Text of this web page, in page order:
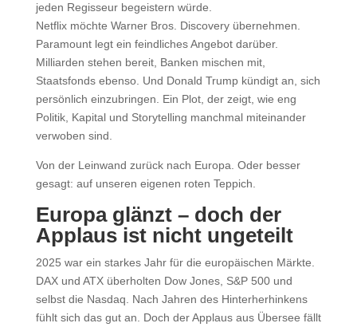
jeden Regisseur begeistern würde.
Netflix möchte Warner Bros. Discovery übernehmen.
Paramount legt ein feindliches Angebot darüber.
Milliarden stehen bereit, Banken mischen mit,
Staatsfonds ebenso. Und Donald Trump kündigt an, sich
persönlich einzubringen. Ein Plot, der zeigt, wie eng
Politik, Kapital und Storytelling manchmal miteinander
verwoben sind.
Von der Leinwand zurück nach Europa. Oder besser
gesagt: auf unseren eigenen roten Teppich.
Europa glänzt – doch der
Applaus ist nicht ungeteilt
2025 war ein starkes Jahr für die europäischen Märkte.
DAX und ATX überholten Dow Jones, S&P 500 und
selbst die Nasdaq. Nach Jahren des Hinterherhinkens
fühlt sich das gut an. Doch der Applaus aus Übersee fällt